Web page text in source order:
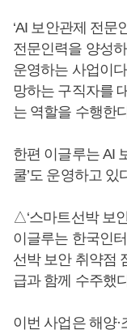
‘AI 보안관제 전문
전문인력을 양성
운영하는 사업이
망하는 구직자를
는 역할을 수행한
한편 이글루는 AI
쿨’도 운영하고 있
△‘스마트선박 보
이글루는 한국인
선박 보안 취약점
급과 함께 수주했
이번 사업은 해양